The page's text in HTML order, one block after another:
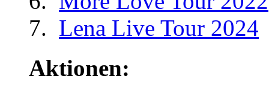
Lena Live Tour 2024
Aktionen: